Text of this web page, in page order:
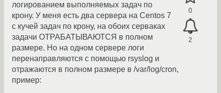
0
2
логированием выполняемых задач по
крону. У меня есть два сервера на Centos 7
с кучей задач по крону, на обоих серваках
задачи ОТРАБАТЫВАЮТСЯ в полном
размере. Но на одном сервере логи
перенаправляются с помощью rsyslog и
отражаются в полном размере в /var/log/cron,
пример: